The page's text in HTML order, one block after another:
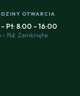
OTWARCIA
- Pt: 8:00 - 16:00
- Nd: Zamknięte